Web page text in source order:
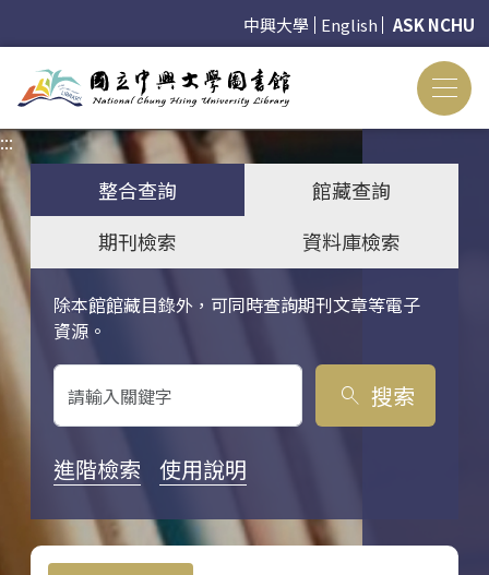
中興大學 English ASK NCHU
:::
整合查詢
館藏查詢
期刊檢索
資料庫檢索
除本館館藏目錄外，可同時查詢期刊文章等電子
資源。
關鍵字搜尋
search 搜索
進階檢索 使用說明